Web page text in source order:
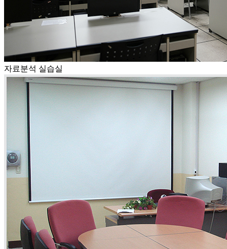
자료분석 실습실